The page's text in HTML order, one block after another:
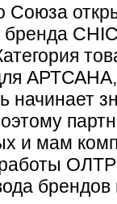
Союза
бренда
начинает
и мам